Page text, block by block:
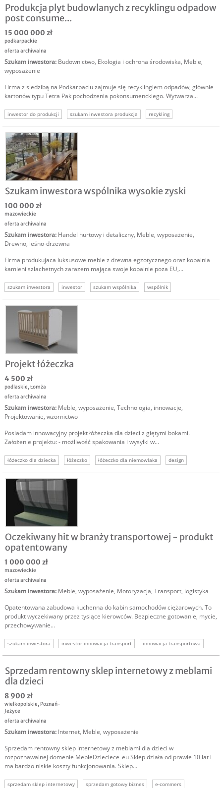
Produkcja plyt budowlanych z recyklingu odpadow
post consume...
15 000 000 zł
podkarpackie
oferta archiwalna
Szukam inwestora: Budownictwo, Ekologia i ochrona środowiska, Meble,
wyposażenie
Firma z siedzibą na Podkarpaciu zajmuje się recyklingiem odpadów, głównie
kartonów typu Tetra Pak pochodzenia pokonsumenckiego. Wytwarza...
inwestor do produkcji szukam inwestora produkcja
recykling
szukam inwestora recycling
szukam kapitału
inwestycja w produkcję
inwestor recycling
Szukam inwestora wspólnika wysokie zyski
100 000 zł
mazowieckie
oferta archiwalna
Szukam inwestora: Handel hurtowy i detaliczny, Meble, wyposażenie,
Drewno, leśno-drzewna
Firma produkujaca luksusowe meble z drewna egzotycznego oraz kopalnia
kamieni szlachetnych zarazem mająca swoje kopalnie poza EU,...
szukam inwestora inwestor szukam wspólnika wspólnik
Projekt łóżeczka
4 500 zł
podlaskie,Łomża
oferta archiwalna
Szukam inwestora: Meble, wyposażenie, Technologia, innowacje,
Projektowanie, wzornictwo
Posiadam innowacyjny projekt łóżeczka dla dzieci z giętymi bokami.
Założenie projektu: - możliwość spakowania i wysyłki w...
łóżeczko dla dziecka łóżeczko łóżeczko dla niemowlaka
design
materac 600 x
wzór przemysłowy produkcja mebli
Oczekiwany hit w branży transportowej - produkt
opatentowany
1 000 000 zł
mazowieckie
oferta archiwalna
Szukam inwestora: Meble, wyposażenie, Motoryzacja, Transport, logistyka
Opatentowana zabudowa kuchenna do kabin samochodów ciężarowych. To
produkt wyczekiwany przez tysiące kierowców. Bezpieczne gotowanie, mycie,
przechowywanie...
szukam inwestora inwestor innowacja transport
innowacja transportowa
szukam inwestora transport
szukam inwestora biznes inwestor do firmy
Sprzedam rentowny sklep internetowy z meblami
dla dzieci
8 900 zł
wielkopolskie, Poznań-
Jeżyce
oferta archiwalna
Szukam inwestora: Internet, Meble, wyposażenie
Sprzedam rentowny sklep internetowy z meblami dla dzieci w
rozpoznawalnej domenie MebleDzieciece_eu Sklep działa od prawie 10 lat i
ma bardzo niskie koszty funkcjonowania. Sklep...
sprzedam sklep internetowy sprzedam gotowy biznes
e-commers